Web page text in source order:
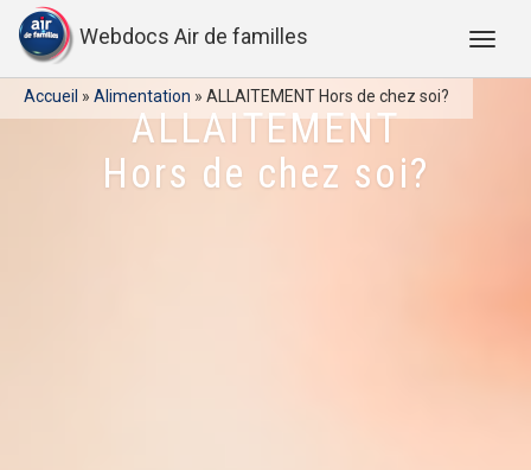
Webdocs Air de familles
Accueil » Alimentation » ALLAITEMENT Hors de chez soi?
ALLAITEMENT
Hors de chez soi?